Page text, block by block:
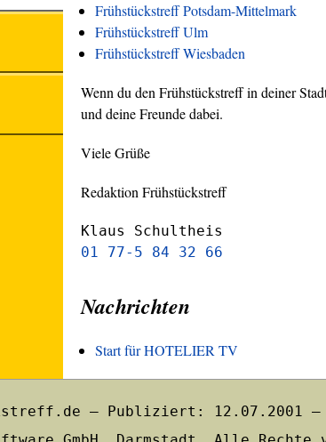
Frühstückstreff Potsdam-Mittelmark
Frühstückstreff Ulm
Frühstückstreff Wiesbaden
Wenn du den Frühstückstreff in deiner
und deine Freunde dabei.
Viele Grüße
Redaktion Frühstückstreff
Klaus Schultheis
01 77-5 84 32 66
Nachrichten
Start für HOTELIER TV
– Publiziert: 12.07.2001